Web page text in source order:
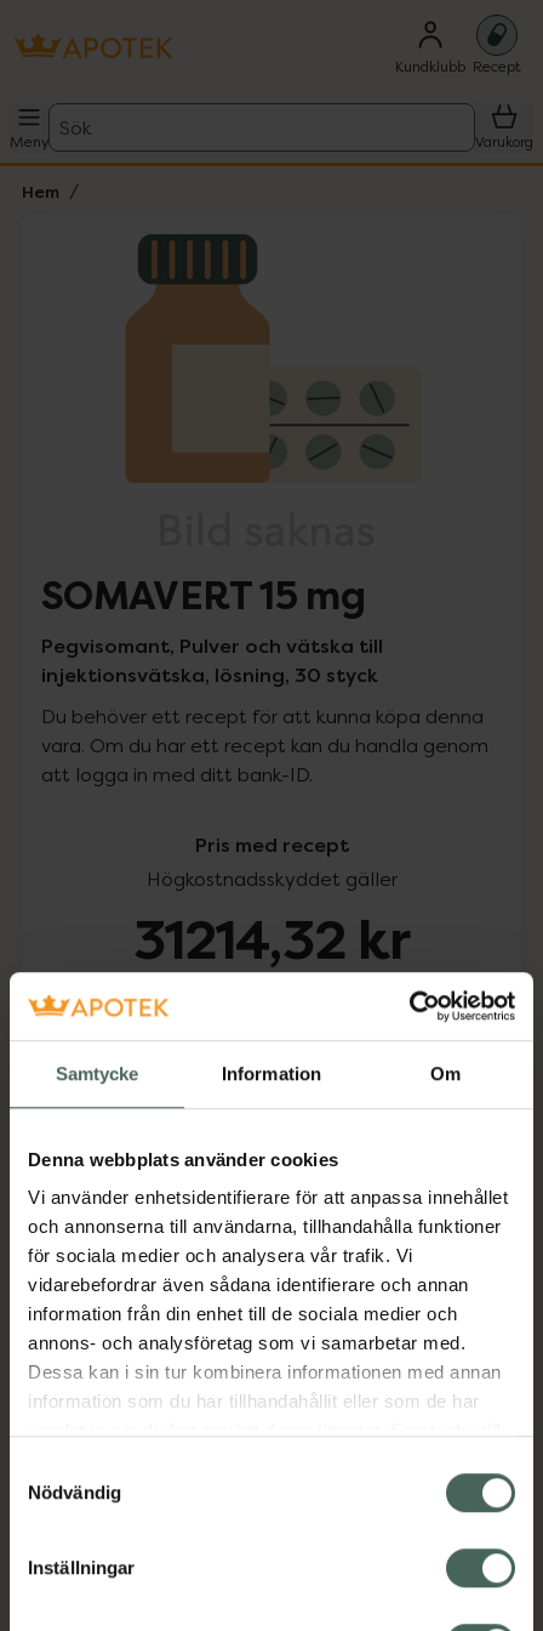
Samtycke Information Om
Denna webbplats använder cookies
Vi använder enhetsidentifierare för att anpassa innehållet
och annonserna till användarna, tillhandahålla funktioner
för sociala medier och analysera vår trafik. Vi
vidarebefordrar även sådana identifierare och annan
information från din enhet till de sociala medier och
annons- och analysföretag som vi samarbetar med.
Dessa kan i sin tur kombinera informationen med annan
information som du har tillhandahållit eller som de har
återkalla ditt samtycke via webbplatsens
cookieinställningar. Ett återkallat samtycke påverkar inte
lagligheten av behandling som skett innan återkallelsen.
Nödvändig
Inställningar
Kundklubb Recept
Meny
Sök
Varukorg
Hem
Lista: . Innehåller 1 objekt.
SOMAVERT 15 mg
Pegvisomant, Pulver och vätska till
injektionsvätska, lösning, 30 styck
Du behöver ett recept för att kunna köpa denna
vara. Om du har ett recept kan du handla genom
att logga in med ditt bank-ID.
Pris med recept
Högkostnadsskyddet gäller
31214,32 kr
Köp via ditt recept
Beskrivning Dölj
Läs alltid bipacksedeln innan
användning.
EAN:05415062308417
Visa